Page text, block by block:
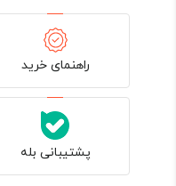
راهنمای خرید
پشتیبانی بله